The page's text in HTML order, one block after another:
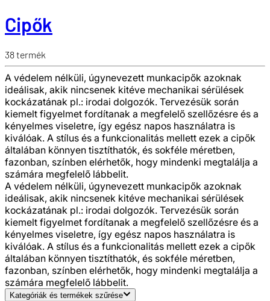
Cipők
38termék
A védelem nélküli, úgynevezett munkacipők azoknak
ideálisak, akik nincsenek kitéve mechanikai sérülések
kockázatának pl.: irodai dolgozók. Tervezésük során
kiemelt figyelmet fordítanak a megfelelő szellőzésre és a
kényelmes viseletre, így egész napos használatra is
kiválóak. A stílus és a funkcionalitás mellett ezek a cipők
általában könnyen tisztíthatók, és sokféle méretben,
fazonban, színben elérhetők, hogy mindenki megtalálja a
számára megfelelő lábbelit.
A védelem nélküli, úgynevezett munkacipők azoknak
ideálisak, akik nincsenek kitéve mechanikai sérülések
kockázatának pl.: irodai dolgozók. Tervezésük során
kiemelt figyelmet fordítanak a megfelelő szellőzésre és a
kényelmes viseletre, így egész napos használatra is
kiválóak. A stílus és a funkcionalitás mellett ezek a cipők
általában könnyen tisztíthatók, és sokféle méretben,
fazonban, színben elérhetők, hogy mindenki megtalálja a
számára megfelelő lábbelit.
Kategóriák és termékek szűrése